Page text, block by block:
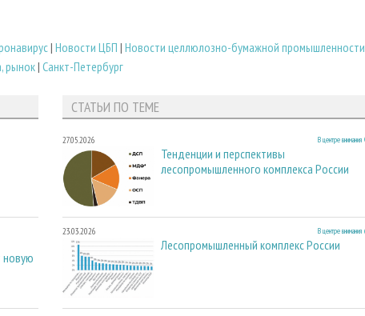
| Новости ЦБП | Новости целлюлозно-бумажной промышленности
рынок| Санкт-Петербург
новую
СТАТЬИ ПО ТЕМЕ
27.05.2026 В центре внимания
Тенденции и перспективы
лесопромышленного комплекса России
23.03.2026 В центре внимания
Лесопромышленный комплекс России